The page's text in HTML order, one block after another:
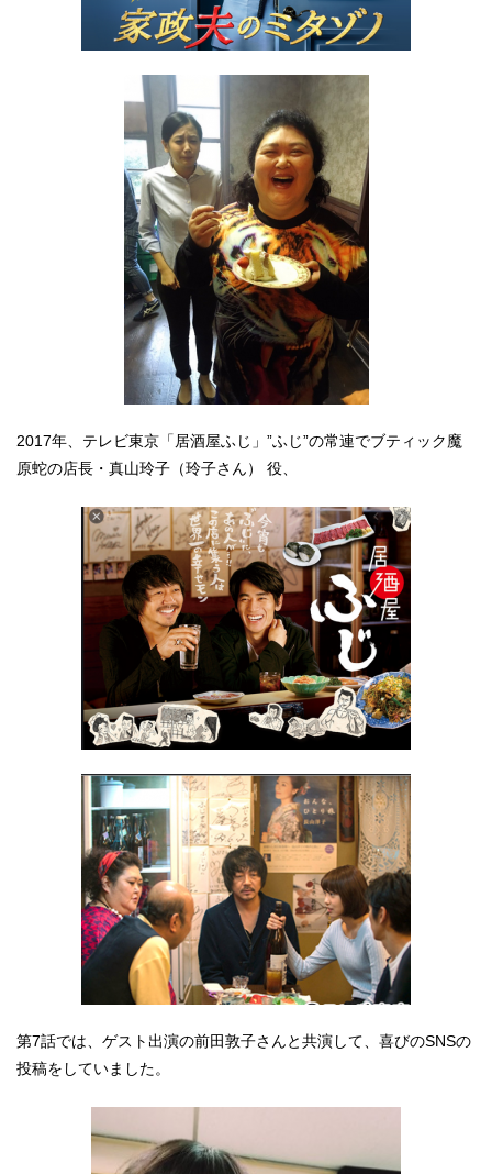
2017年、テレビ東京「居酒屋ふじ」”ふじ”の常連でブティック魔
原蛇の店長・真山玲子（玲子さん） 役、
第7話では、ゲスト出演の前田敦子さんと共演して、喜びのSNSの
投稿をしていました。